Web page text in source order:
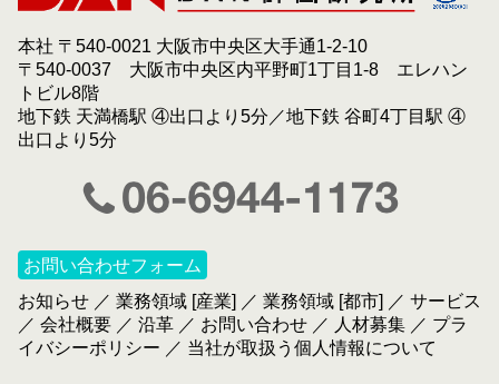
本社 〒540-0021 大阪市中央区大手通1-2-10
〒540-0037 大阪市中央区内平野町1丁目1-8 エレハン
トビル8階
地下鉄 天満橋駅 ④出口より5分／地下鉄 谷町4丁目駅 ④
出口より5分
お問い合わせフォーム
お知らせ ／ 業務領域 [産業] ／ 業務領域 [都市] ／ サービス
／ 会社概要 ／ 沿革 ／ お問い合わせ ／ 人材募集 ／ プラ
イバシーポリシー ／ 当社が取扱う個人情報について